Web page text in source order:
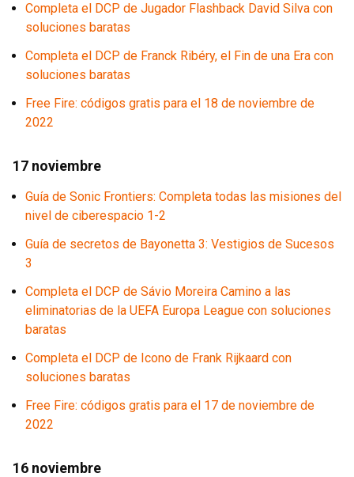
Completa el DCP de Jugador Flashback David Silva con
soluciones baratas
Completa el DCP de Franck Ribéry, el Fin de una Era con
soluciones baratas
Free Fire: códigos gratis para el 18 de noviembre de
2022
17 noviembre
Guía de Sonic Frontiers: Completa todas las misiones del
nivel de ciberespacio 1-2
Guía de secretos de Bayonetta 3: Vestigios de Sucesos
3
Completa el DCP de Sávio Moreira Camino a las
eliminatorias de la UEFA Europa League con soluciones
baratas
Completa el DCP de Icono de Frank Rijkaard con
soluciones baratas
Free Fire: códigos gratis para el 17 de noviembre de
2022
16 noviembre